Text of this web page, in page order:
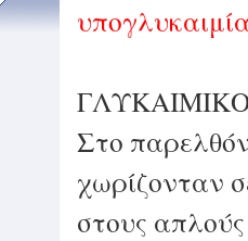
Στο
χωρίζονταν
στους